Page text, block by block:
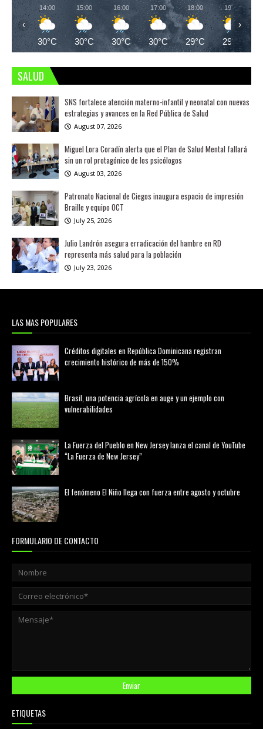
14:00
30°C
15:00
30°C
16:00
30°C
17:00
30°C
18:00
29°C
19:00
29°C
‹ ›
SALUD
SNS fortalece atención materno-infantil y neonatal con nuevas
estrategias y avances en la Red Pública de Salud
August 07, 2026
Miguel Lora Coradín alerta que el Plan de Salud Mental fallará
sin un rol protagónico de los psicólogos
August 03, 2026
Patronato Nacional de Ciegos inaugura espacio de impresión
Braille y equipo OCT
July 25, 2026
Julio Landrón asegura erradicación del hambre en RD
representa más salud para la población
July 23, 2026
LAS MAS POPULARES
Créditos digitales en República Dominicana registran
crecimiento histórico de más de 150%
Brasil, una potencia agrícola en auge y un ejemplo con
vulnerabilidades
La Fuerza del Pueblo en New Jersey lanza el canal de YouTube
“La Fuerza de New Jersey”
El fenómeno El Niño llega con fuerza entre agosto y octubre
FORMULARIO DE CONTACTO
ETIQUETAS